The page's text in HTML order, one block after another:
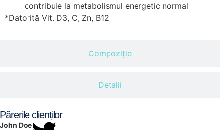
Compoziție
Detalii
contribuie la metabolismul energetic normal
*Datorită Vit. D3, C, Zn, B12
Părerile clienților
John Doe